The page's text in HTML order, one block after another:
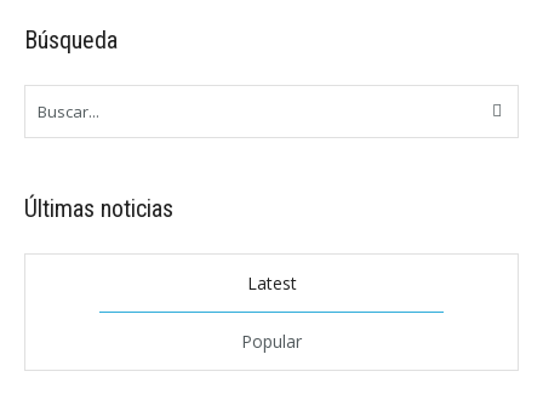
Búsqueda
Últimas noticias
Latest
Popular